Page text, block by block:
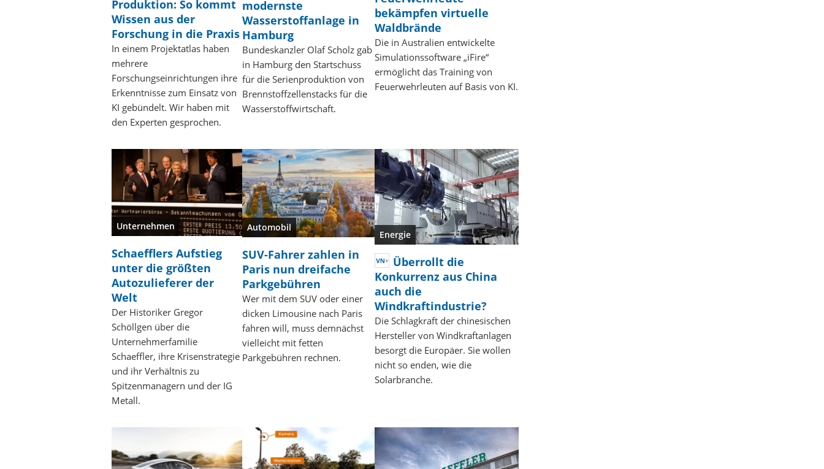
Produktion: So kommt
Wissen aus der
Forschung in die Praxis
In einem Projektatlas haben
mehrere
Forschungseinrichtungen ihre
Erkenntnisse zum Einsatz von
KI gebündelt. Wir haben mit
den Experten gesprochen.
modernste
Wasserstoffanlage in
Hamburg
Bundeskanzler Olaf Scholz gab
in Hamburg den Startschuss
für die Serienproduktion von
Brennstoffzellenstacks für die
Wasserstoffwirtschaft.
bekämpfen virtuelle
Waldbrände
Die in Australien entwickelte
Simulationssoftware „iFire“
ermöglicht das Training von
Feuerwehrleuten auf Basis von KI.
Unternehmen
Schaefflers Aufstieg
unter die größten
Autozulieferer der
Welt
Der Historiker Gregor
Schöllgen über die
Unternehmerfamilie
Schaeffler, ihre Krisenstrategie
und ihr Verhältnis zu
Spitzenmanagern und der IG
Metall.
Automobil
SUV-Fahrer zahlen in
Paris nun dreifache
Parkgebühren
Wer mit dem SUV oder einer
dicken Limousine nach Paris
fahren will, muss demnächst
vielleicht mit fetten
Parkgebühren rechnen.
Energie
Überrollt die
Konkurrenz aus China
auch die
Windkraftindustrie?
Die Schlagkraft der chinesischen
Hersteller von Windkraftanlagen
besorgt die Europäer. Sie wollen
nicht so enden, wie die
Solarbranche.